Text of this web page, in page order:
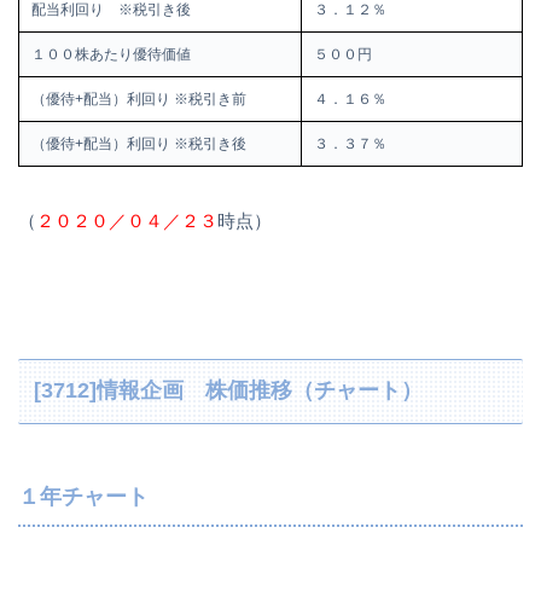
配当利回り ※税引き後 ３．１２％
１００株あたり優待価値 ５００円
（優待+配当）利回り ※税引き前 ４．１６％
（優待+配当）利回り ※税引き後 ３．３７％
（ ２０２０／０４／２３時点）
[3712]情報企画 株価推移（チャート）
１年チャート